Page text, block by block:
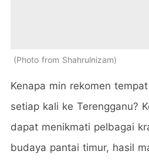
Photo from Shahrulnizam
Kenapa min rekomen
setiap kali ke Terengganu?
dapat menikmati pelbagai
budaya pantai timur, hasil